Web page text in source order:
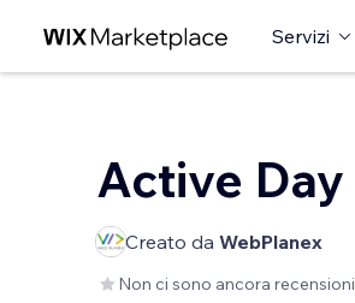
Servizi
Active Day
Creato da WebPlanex
Non ci sono ancora recensioni